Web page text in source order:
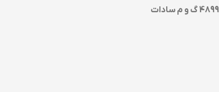
4899 گ و م سادات